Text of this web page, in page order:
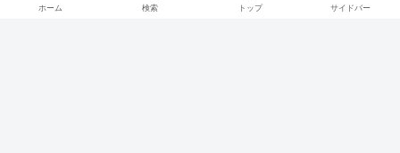
ホーム 検索 トップ サイドバー